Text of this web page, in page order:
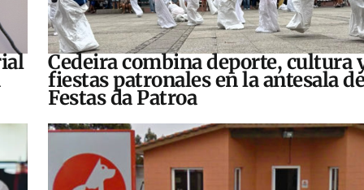
Cedeira combina deporte, cultura
fiestas patronales en la antesala
Festas da Patroa